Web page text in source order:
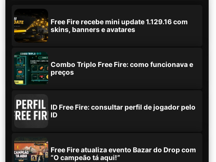
Free Fire recebe mini update 1.129.16 com
skins, banners e avatares
Combo Triplo Free Fire: como funcionava e
preços
ID Free Fire: consultar perfil de jogador pelo
ID
Free Fire atualiza evento Bazar do Drop com
“O campeão tá aqui!”